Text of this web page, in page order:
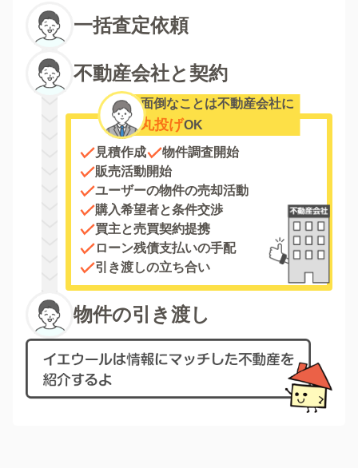
一括査定依頼
不動産会社と契約
面倒なことは不動産会社に
丸投げOK
見積作成
物件調査開始
販売活動開始
ユーザーの物件の売却活動
購入希望者と条件交渉
買主と売買契約提携
ローン残債支払いの手配
引き渡しの立ち合い
物件の引き渡し